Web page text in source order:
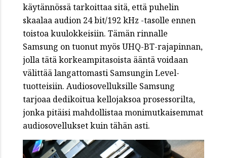
käytännössä tarkoittaa sitä, että puhelin
skaalaa audion 24 bit/192 kHz -tasolle ennen
toistoa kuulokkeisiin. Tämän rinnalle
Samsung on tuonut myös UHQ-BT-rajapinnan,
jolla tätä korkeampitasoista ääntä voidaan
välittää langattomasti Samsungin Level-
tuotteisiin. Audiosovelluksille Samsung
tarjoaa dedikoitua kellojaksoa prosessorilta,
jonka pitäisi mahdollistaa monimutkaisemmat
audiosovellukset kuin tähän asti.